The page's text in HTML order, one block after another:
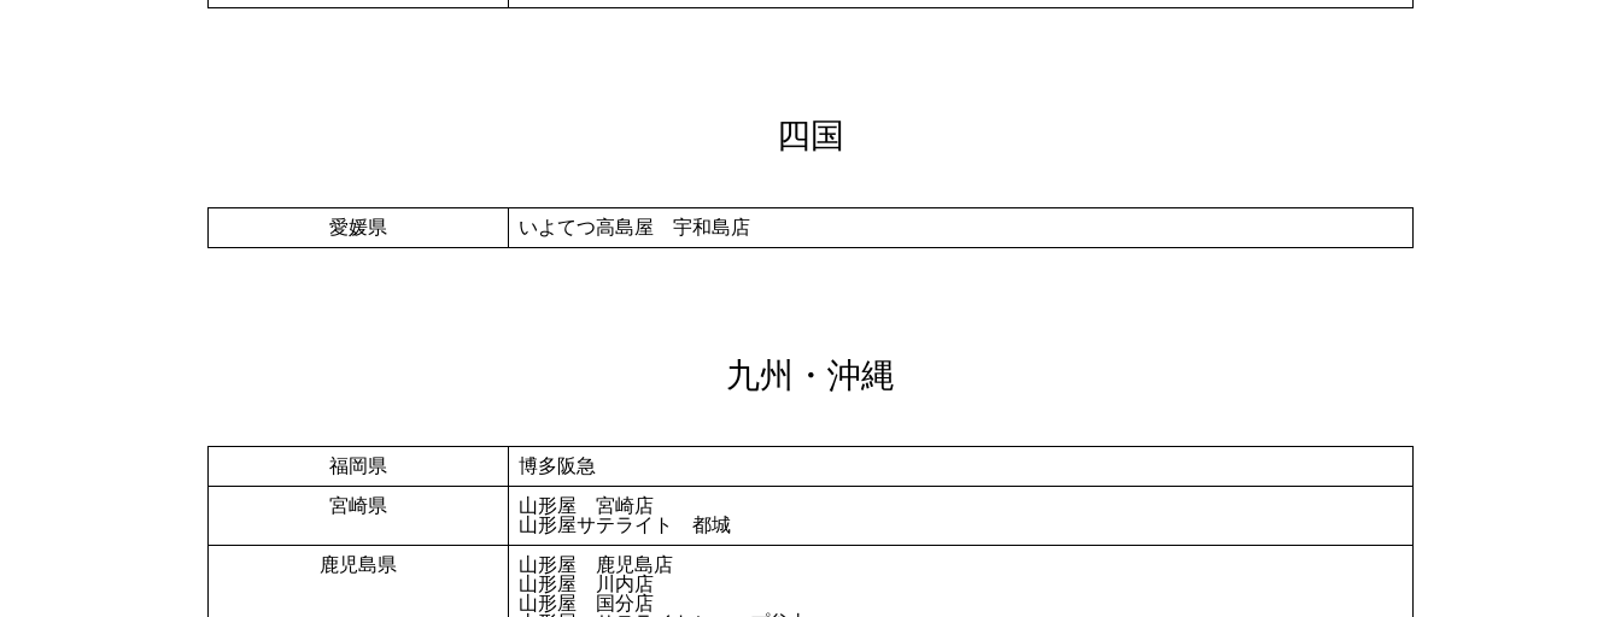
四国
愛媛県 いよてつ高島屋 宇和島店
九州・沖縄
福岡県
博多阪急
宮崎県
山形屋 宮崎店
山形屋サテライト 都城
鹿児島県
山形屋 鹿児島店
山形屋 川内店
山形屋 国分店